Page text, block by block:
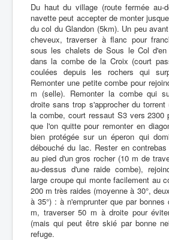
Du haut du village (route fermée
navette peut accepter de monter
du col du Glandon (5km). Un peu
cheveux, traverser à flanc pour
sous les chalets de Sous le Col d'en
dans la combe de la Croix (court
coulées depuis les rochers qui
Remonter une petite combe pour
m (selle). Remonter la combe qui
droite sans trop s'approcher du
la combe, court ressaut S3 vers 2300
que l'on quitte pour remonter en
bien protégée sur un éperon qui
débouché du lac. Rester en
au pied d'un gros rocher (10 m de
au-dessus d'une raide combe),
large croupe qui monte facilement au
200 m très raides (moyenne à 30°,
à 35°) : à n'emprunter que par
m, traverser 50 m à droite pour
(mais qui peut être skié par bonne
refuge.